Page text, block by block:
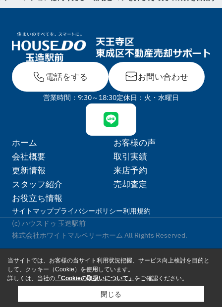
電話をする お問い合わせ
営業時間：9:30～18:30定休日：火・水曜日
ホーム
会社概要
更新情報
スタッフ紹介
お役立ち情報
お客様の声
取引実績
来店予約
売却査定
サイトマッププライバシーポリシー利用規約
(c) ハウスドゥ 玉造駅前
株式会社ホワイトマルベリーホーム All Rights Reserved.
当サイトでは、お客様の当サイト利用状況把握、サービス向上検討を目的と
して、クッキー（Cookie）を使用しています。
詳しくは、当社の 「Cookieの取扱いについて」 をご確認ください。
閉じる